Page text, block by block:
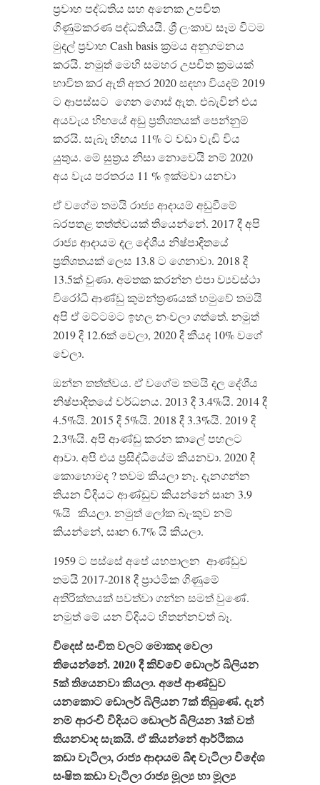
ප්‍රවාහ පද්ධතිය සහ අනෙක උපචිත
ගිණුම්කරණ පද්ධතියයි. ශ්‍රී ලංකාව සෑම විටම
මුදල් ප්‍රවාහ Cash basis ක්‍රමය අනුගමනය
කරයි. නමුත් මෙහි සමහර උපචිත ක්‍රමයක්
භාවිත කර ඇති අතර 2020 සඳහා වියදම් 2019
ට ආපස්සට ගෙන ගොස් ඇත. එබැවින් එය
අයවැය හිඟයේ අඩු ප්‍රතිශතයක් පෙන්නුම්
කරයි. සැබෑ හිඟය 11% ට වඩා වැඩි විය
යුතුය. මේ සුත්‍රය නිසා නොවෙයි නම් 2020
අය වැය පරතරය 11 % ඉක්මවා යනවා
ඒ වගේම තමයි රාජ්‍ය ආදායම් අඩුවීමේ
බරපතළ තත්ත්වයක් තියෙන්නේ. 2017 දී අපි
රාජ්‍ය ආදායම දල දේශීය නිෂ්පාදිතයේ
ප්‍රතිශතයක් ලෙස 13.8 ට ගෙනාවා. 2018 දී
13.5ක් වුණා. අමතක කරන්න එපා ව්‍යවස්ථා
විරෝධී ආණ්ඩු කුමන්ත්‍රණයක් හමුවේ තමයි
අපි ඒ මට්ටමට ඉහල නංවලා ගත්තේ. නමුත්
2019 දී 12.6ක් වෙලා, 2020 දී කීයද 10% වගේ
වෙලා.
ඔන්න තත්ත්වය. ඒ වගේම තමයි දල දේශීය
නිෂ්පාදිතයේ වර්ධනය. 2013 දී 3.4%යි. 2014 දී
4.5%යි. 2015 දී 5%යි. 2018 දී 3.3%යි. 2019 දී
2.3%යි. අපි ආණ්ඩු කරන කාලේ පහලට
ආවා. අපි එය ප්‍රසිද්ධියේම කියනවා. 2020 දී
කොහොමද ? තවම කියලා නෑ. දැනගන්න
තියන විදියට ආණ්ඩුව කියන්නේ සෘන 3.9
%යි කියලා. නමුත් ලෝක බැංකුව නම්
කියන්නේ, සෘන 6.7% යි කියලා.
1959 ට පස්සේ අපේ යහපාලන ආණ්ඩුව
තමයි 2017-2018 දී ප්‍රාථමික ගිණුමේ
අතිරික්තයක් පවත්වා ගන්න සමත් වුණේ.
නමුත් මේ යන විදියට හිතන්නවත් බෑ.
විදෙස්සංචිතවලටමොකදවෙලා
තියෙන්නේ. 2020දීකිව්වේඩොලර්බිලියන
5ක්තියෙනවාකියලා.අපේආණ්ඩුව
යනකොටඩොලර්බිලියන7ක්තිබුණේ.දැන්
නම්ආරංචිවිදියටඩොලර්බිලියන3ක්වත්
තියනවාදසැකයි.ඒකියන්නේආර්ථිකය
කඩාවැටිලා,රාජ්‍යආදායමබිඳවැටිලාවිදේශ
සංෂිතකඩාවැටිලාරාජ්‍යමූල්‍යහාමූල්‍ය